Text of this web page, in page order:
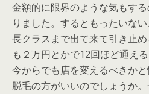
金額的に限界のような気もす
りました。するともったいな
長クラスまで出て来て引き止
も２万円とかで12回ほど通え
今からでも店を変えるべきか
脱毛の方がいいのでしょうか